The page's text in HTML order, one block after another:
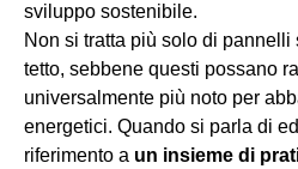
sviluppo sostenibile.
Non si tratta più solo di pannelli
tetto, sebbene questi possano
universalmente più noto per
energetici. Quando si parla di
riferimento a un insieme di